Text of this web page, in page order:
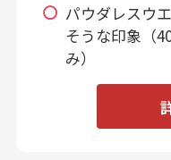
パウダレスウ
そうな印象（
み）